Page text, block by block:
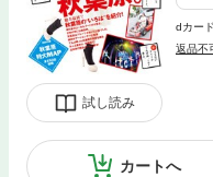
試し読み
dカー
返品不
カートへ